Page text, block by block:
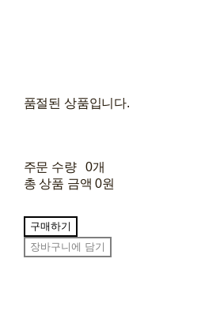
품절된 상품입니다.
주문 수량
0개
총 상품 금액 0원
구매하기
장바구니에 담기